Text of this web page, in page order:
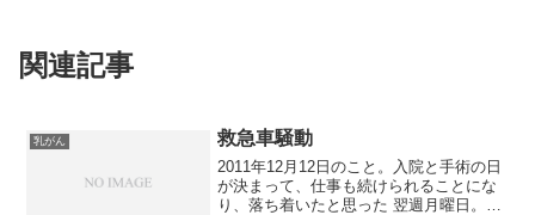
関連記事
乳がん 救急車騒動
2011年12月12日のこと。入院と手術の日
が決まって、仕事も続けられることにな
り、落ち着いたと思った 翌週月曜日。こ